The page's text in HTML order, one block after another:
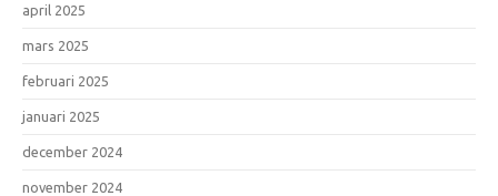
april 2025
mars 2025
februari 2025
januari 2025
december 2024
november 2024